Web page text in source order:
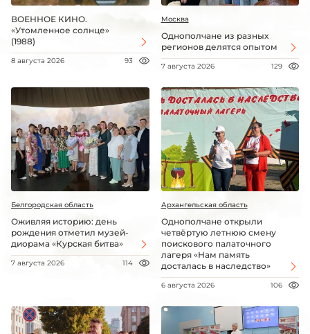
ВОЕННОЕ КИНО.
«Утомленное солнце»
(1988)
8 августа 2026 93
Москва
Однополчане из разных
регионов делятся опытом
7 августа 2026 129
Белгородская область
Оживляя историю: день
рождения отметил музей-
диорама «Курская битва»
7 августа 2026 114
Архангельская область
Однополчане открыли
четвёртую летнюю смену
поискового палаточного
лагеря «Нам память
досталась в наследство»
6 августа 2026 106